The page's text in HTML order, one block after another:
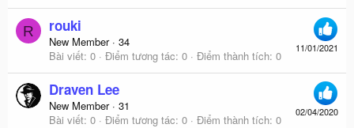
R
11/01/2021
rouki
New Member · 34
Bài viết 0 Điểm tương tác 0 Điểm thành tích 0
02/04/2020
Draven Lee
New Member · 31
Bài viết 0 Điểm tương tác 0 Điểm thành tích 0